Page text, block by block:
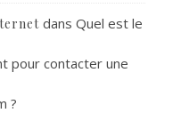
dans Quel est le
pour contacter une
?